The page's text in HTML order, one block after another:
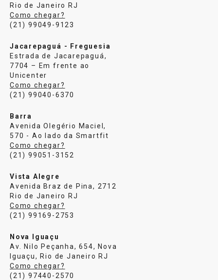
Rio de Janeiro RJ
Como chegar?
(21) 99049-9123
Jacarepaguá - Freguesia
Estrada de Jacarepaguá,
7704 – Em frente ao
Unicenter
Como chegar?
(21) 99040-6370
Barra
Avenida Olegério Maciel,
570 - Ao lado da Smartfit
Como chegar?
(21) 99051-3152
Vista Alegre
Avenida Braz de Pina, 2712
Rio de Janeiro RJ
Como chegar?
(21) 99169-2753
Nova Iguaçu
Av. Nilo Peçanha, 654, Nova
Iguaçu, Rio de Janeiro RJ
Como chegar?
(21) 97440-2570